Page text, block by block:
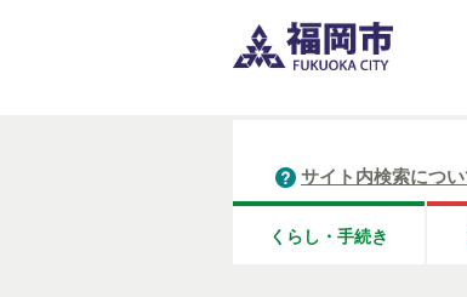
サイト内検索につい
くらし・手続き